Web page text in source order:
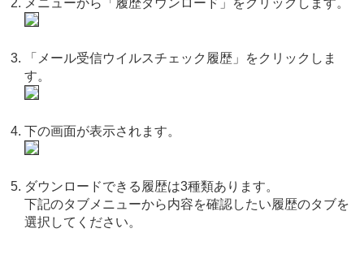
「メール受信ウイルスチェック履歴」をクリックしま
す。
下の画面が表示されます。
ダウンロードできる履歴は3種類あります。
下記のタブメニューから内容を確認したい履歴のタブを
選択してください。